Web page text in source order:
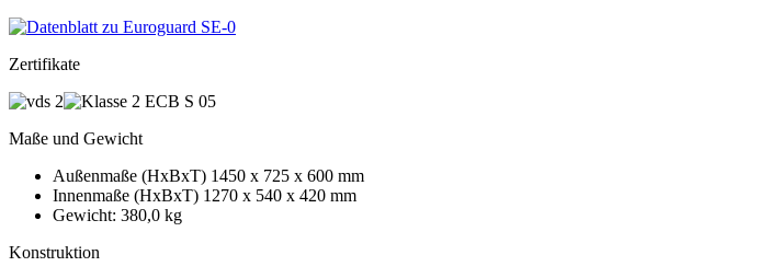
Zertifikate
Maße und Gewicht
Außenmaße (HxBxT) 1450 x 725 x 600 mm
Innenmaße (HxBxT) 1270 x 540 x 420 mm
Gewicht: 380,0 kg
Konstruktion